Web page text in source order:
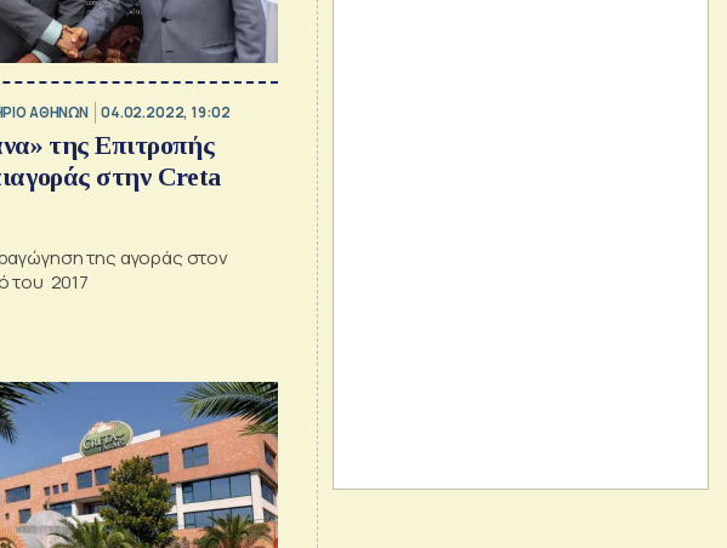
ΑΘΗΝΩΝ 04.02.2022, 19:02
της Επιτροπής
στην Creta
της αγοράς στον
του 2017